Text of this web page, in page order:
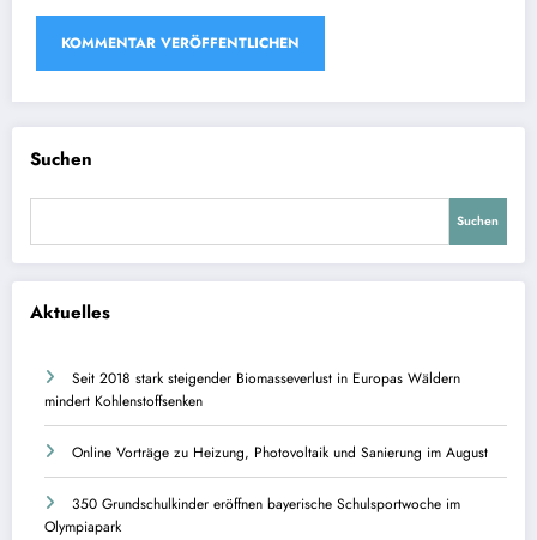
Suchen
Suchen
Aktuelles
Seit 2018 stark steigender Biomasseverlust in Europas Wäldern
mindert Kohlenstoffsenken
Online Vorträge zu Heizung, Photovoltaik und Sanierung im August
350 Grundschulkinder eröffnen bayerische Schulsportwoche im
Olympiapark